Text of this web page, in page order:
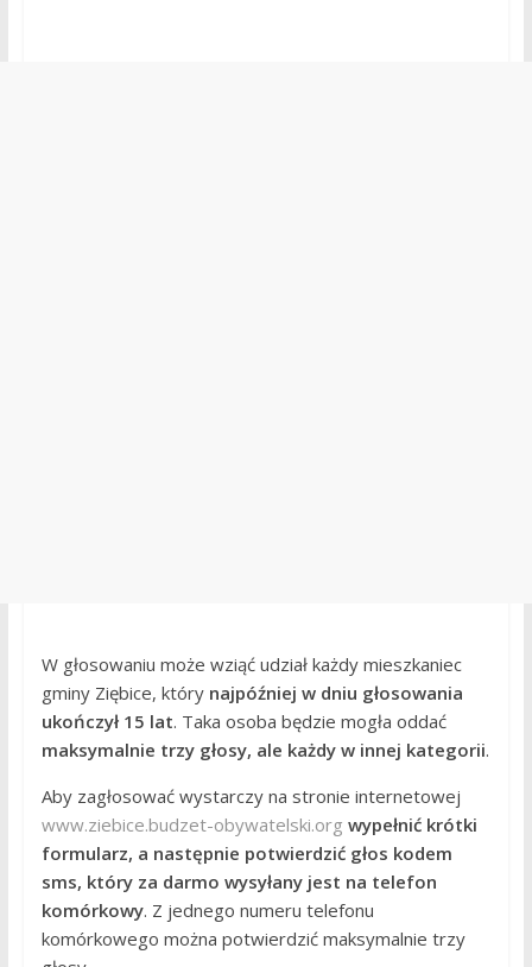
W głosowaniu może wziąć udział każdy mieszkaniec
gminy Ziębice, który najpóźniej w dniu głosowania
ukończył 15 lat. Taka osoba będzie mogła oddać
maksymalnie trzy głosy, ale każdy w innej kategorii.
Aby zagłosować wystarczy na stronie internetowej
www.ziebice.budzet-obywatelski.org wypełnić krótki
formularz, a następnie potwierdzić głos kodem
sms, który za darmo wysyłany jest na telefon
komórkowy. Z jednego numeru telefonu
komórkowego można potwierdzić maksymalnie trzy